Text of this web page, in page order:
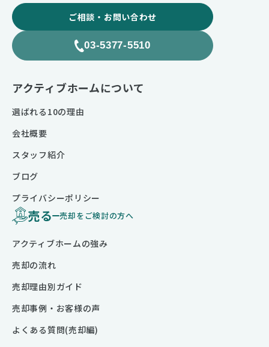
ご相談・お問い合わせ
03-5377-5510
売る 売却をご検討の方へ
アクティブホームの強み
売却の流れ
売却理由別ガイド
売却事例・お客様の声
よくある質問(売却編)
アクティブホームについて
選ばれる10の理由
会社概要
スタッフ紹介
ブログ
プライバシーポリシー